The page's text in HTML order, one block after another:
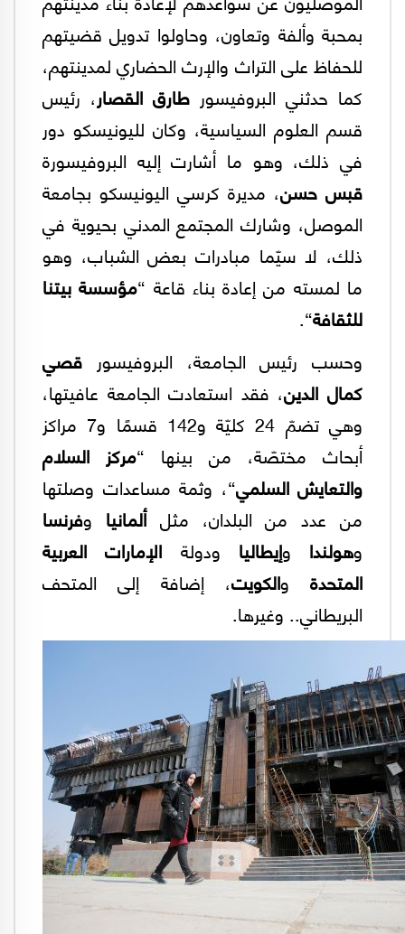
بمحبة وألفة وتعاون، وحاولوا تدويل قضيتهم
للحفاظ على التراث والإرث الحضاري لمدينتهم،
كما حدثني البروفيسور طارق القصار، رئيس
قسم العلوم السياسية، وكان لليونيسكو دور
في ذلك، وهو ما أشارت إليه البروفيسورة
قبس حسن، مديرة كرسي اليونيسكو بجامعة
الموصل، وشارك المجتمع المدني بحيوية في
ذلك، لا سيّما مبادرات بعض الشباب، وهو
ما لمسته من إعادة بناء قاعة “مؤسسة بيتنا
للثقافة“.
وحسب رئيس الجامعة، البروفيسور قصي
كمال الدين، فقد استعادت الجامعة عافيتها،
وهي تضمّ 24 كليّة و142 قسمًا و7 مراكز
أبحاث مختصّة، من بينها “مركز السلام
والتعايش السلمي“، وثمة مساعدات وصلتها
من عدد من البلدان، مثلألمانيا وفرنسا
وهولندا وإيطاليا ودولة الإمارات العربية
المتحدة والكويت، إضافة إلى المتحف
البريطاني.. وغيرها.